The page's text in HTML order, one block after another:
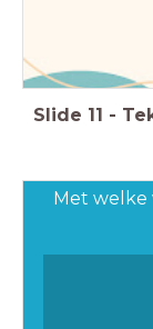
Slide 11 -
Met welke